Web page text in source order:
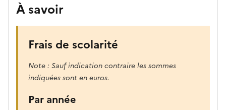
À savoir
Frais de scolarité
Note : Sauf indication contraire les sommes
indiquées sont en euros.
Par année